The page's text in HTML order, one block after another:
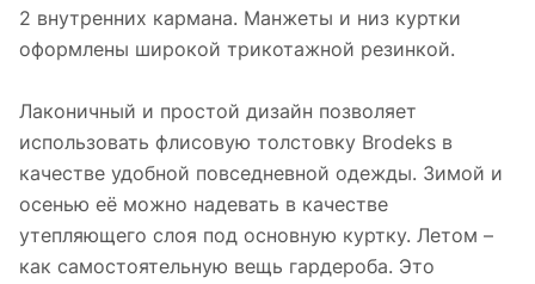
2 внутренних кармана. Манжеты и низ куртки
оформлены широкой трикотажной резинкой.
Лаконичный и простой дизайн позволяет
использовать флисовую толстовку Brodeks в
качестве удобной повседневной одежды. Зимой и
осенью её можно надевать в качестве
утепляющего слоя под основную куртку. Летом –
как самостоятельную вещь гардероба. Это